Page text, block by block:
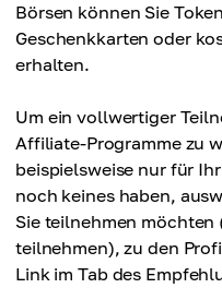
Börsen können Sie
Geschenkkarten oder
erhalten.
Um ein vollwertiger
Affiliate-Programme zu
beispielsweise nur für
noch keines haben,
Sie teilnehmen möchten
teilnehmen), zu den
Link im Tab des